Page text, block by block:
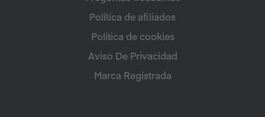
Política de afiliados
Política de cookies
Aviso De Privacidad
Marca Registrada